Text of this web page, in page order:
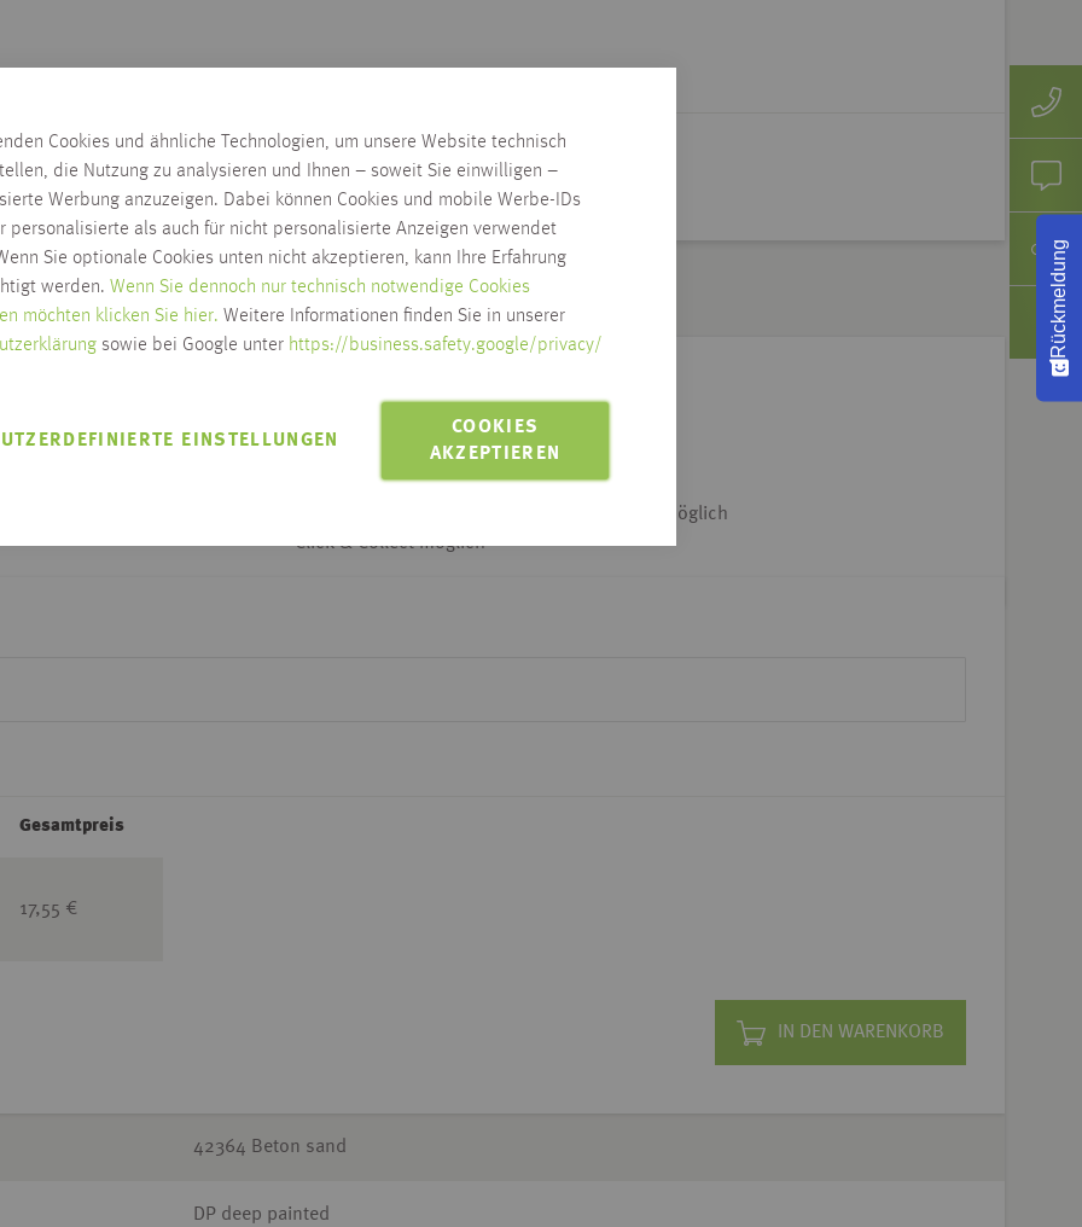
Cookies und ähnliche Technologien, um unsere Website technisch
die Nutzung zu analysieren und Ihnen – soweit Sie einwilligen –
Werbung anzuzeigen. Dabei können Cookies und mobile Werbe-IDs
personalisierte als auch für nicht personalisierte Anzeigen verwendet
Sie optionale Cookies unten nicht akzeptieren, kann Ihre Erfahrung
werden. Wenn Sie dennoch nur technisch notwendige Cookies
möchten klicken Sie hier. Weitere Informationen finden Sie in unserer
sowie bei Google unter https://business.safety.google/privacy/
COOKIES
AKZEPTIEREN
EINSTELLUNGEN
Lieferzeit auf Anfrage
Zum Ändern der Lieferadresse bitte Adresse klicken
LIEFERN AN 88250
Lieferung innerhalb Habis-Gebiet & Dtl.-weit möglich
Click & Collect möglich
Gesamtpreis
17,55 €
IN DEN WARENKORB
42364 Beton sand
DP deep painted
Rückmeldung